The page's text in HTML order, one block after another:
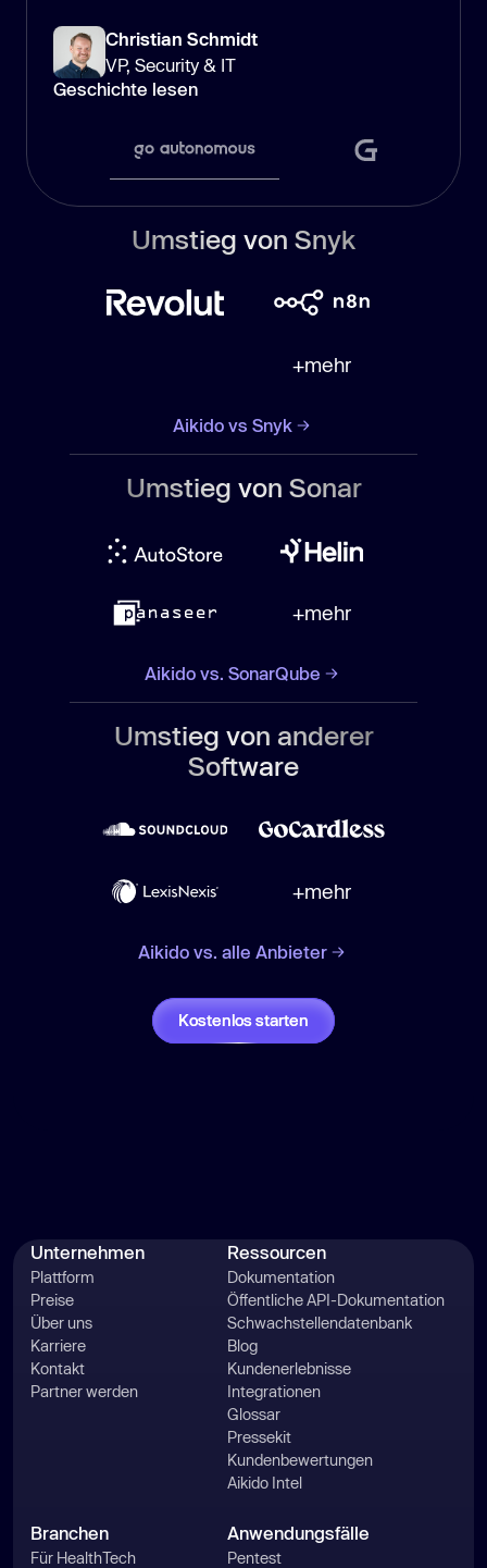
Christian Schmidt
VP, Security & IT
Geschichte lesen
Umstieg von Snyk
+mehr
Aikido vs Snyk
Umstieg von Sonar
+mehr
Aikido vs. SonarQube
Umstieg von anderer
Software
+mehr
Aikido vs. alle Anbieter
Kostenlos starten
Unternehmen
Plattform
Preise
Über uns
Karriere
Kontakt
Partner werden
Ressourcen
Dokumentation
Öffentliche API-Dokumentation
Schwachstellendatenbank
Blog
Kundenerlebnisse
Integrationen
Glossar
Pressekit
Kundenbewertungen
Aikido Intel
Branchen
Für HealthTech
Anwendungsfälle
Pentest